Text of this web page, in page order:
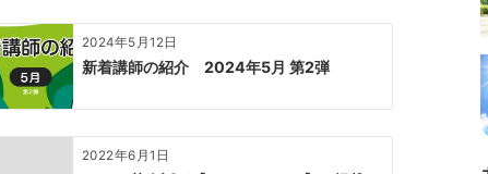
2024年5月12日
新着講師の紹介 2024年5月 第2弾
2022年6月1日